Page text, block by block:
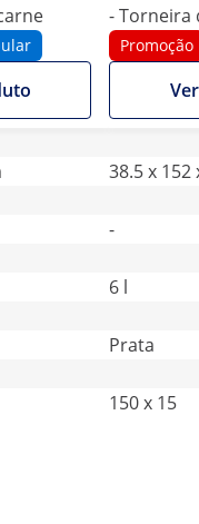
- Torneira
Promoção
38.5 x 152
-
6 l
Prata
150 x 15